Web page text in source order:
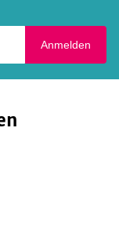
Anmelden